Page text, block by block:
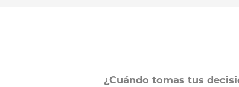
¿Cuándo tomas tus